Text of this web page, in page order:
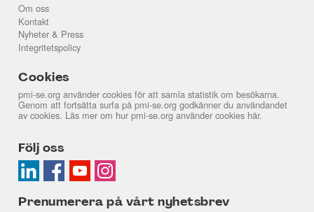
Om oss
Kontakt
Nyheter & Press
Integritetspolicy
Cookies
pmi-se.org använder cookies för att samla statistik om besökarna.
Genom att fortsätta surfa på pmi-se.org godkänner du användandet
av cookies. Läs mer om hur pmi-se.org använder cookies här.
Följ oss
Prenumerera på vårt nyhetsbrev